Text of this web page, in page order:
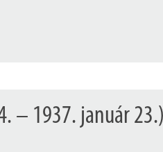
– 1937. január